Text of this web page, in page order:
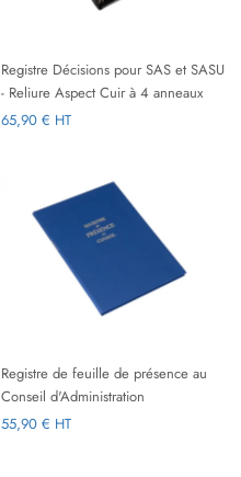
Registre Décisions pour SAS et SASU
- Reliure Aspect Cuir à 4 anneaux
65,90 € HT
Registre de feuille de présence au
Conseil d'Administration
55,90 € HT